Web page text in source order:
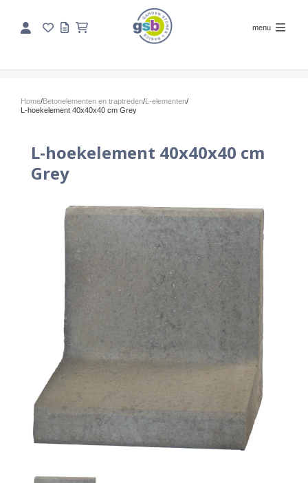
menu
Home/Betonelementen en traptreden/L-elementen/
L-hoekelement 40x40x40 cm Grey
L-hoekelement 40x40x40 cm
Grey